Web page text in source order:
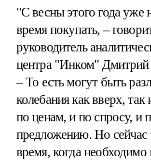
"С весны этого года уже
время покупать, –
руководитель
центра "Инком" Дмитрий
– То есть могут быть
колебания как вверх, так
по ценам, и по спросу, и
предложению. Но сейчас
время, когда необходимо